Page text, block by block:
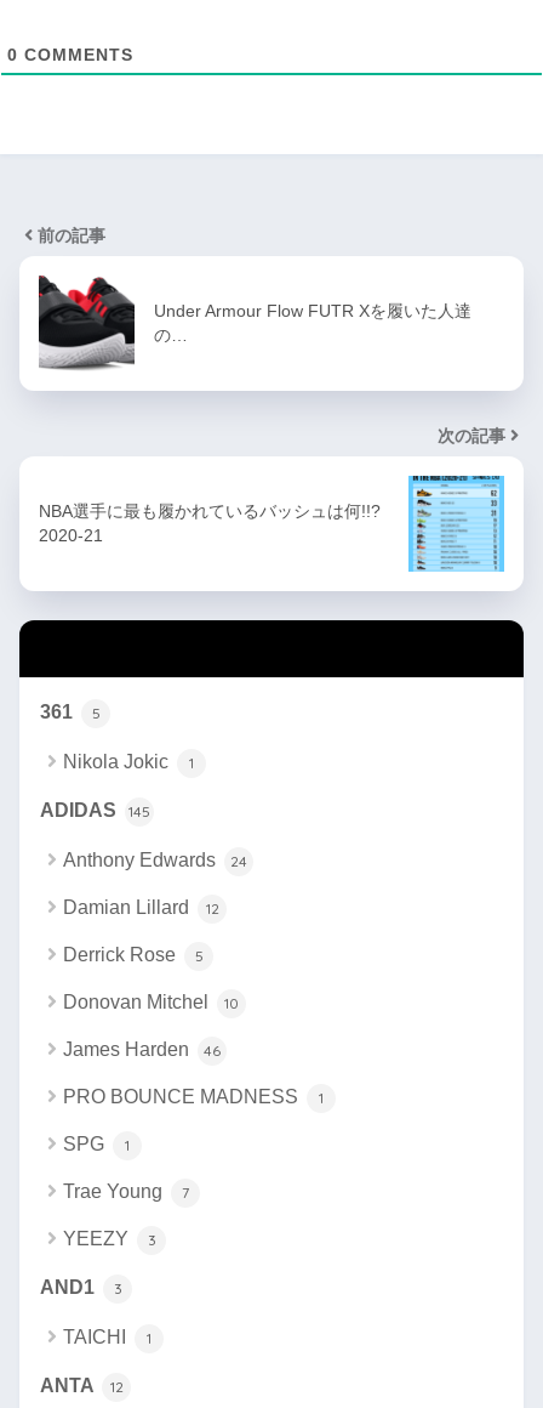
0 COMMENTS
前の記事
Under Armour Flow FUTR Xを履いた人達
の…
次の記事
NBA選手に最も履かれているバッシュは何!!?
2020-21
361 5
Nikola Jokic 1
ADIDAS 145
Anthony Edwards 24
Damian Lillard 12
Derrick Rose 5
Donovan Mitchel 10
James Harden 46
PRO BOUNCE MADNESS 1
SPG 1
Trae Young 7
YEEZY 3
AND1 3
TAICHI 1
ANTA 12